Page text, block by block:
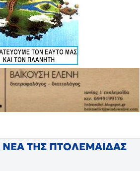
ΝΕΑ ΤΗΣ ΠΤΟΛΕΜΑΙΔΑΣ